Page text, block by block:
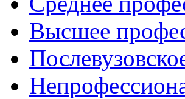
Высшее